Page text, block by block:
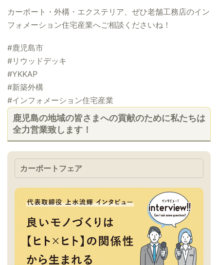
カーポート・外構・エクステリア、ぜひ老舗工務店のイン
フォメーション住宅産業へご相談くださいね！
#鹿児島市
#リウッドデッキ
#YKKAP
#新築外構
#インフォメーション住宅産業
鹿児島の地域の皆さまへの貢献のために私たちは
全力営業致します！
カーポートフェア